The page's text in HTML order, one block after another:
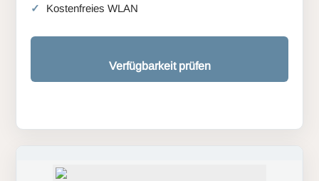
Kostenfreies WLAN
Verfügbarkeit prüfen